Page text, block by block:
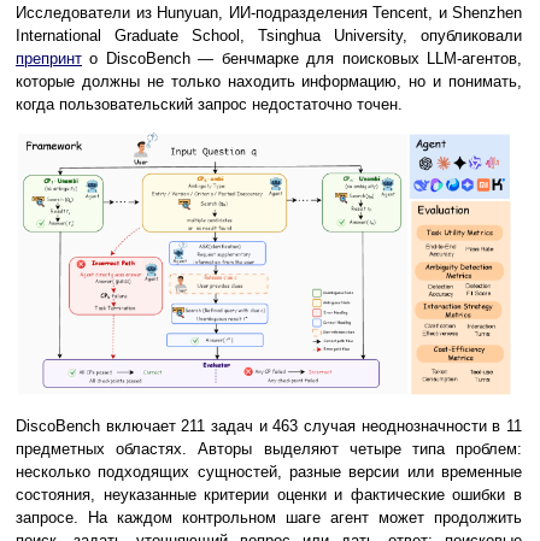
Исследователи из Hunyuan, ИИ-подразделения Tencent, и Shenzhen
International Graduate School, Tsinghua University, опубликовали
препринт о DiscoBench — бенчмарке для поисковых LLM-агентов,
которые должны не только находить информацию, но и понимать,
когда пользовательский запрос недостаточно точен.
DiscoBench включает 211 задач и 463 случая неоднозначности в 11
предметных областях. Авторы выделяют четыре типа проблем:
несколько подходящих сущностей, разные версии или временные
состояния, неуказанные критерии оценки и фактические ошибки в
запросе. На каждом контрольном шаге агент может продолжить